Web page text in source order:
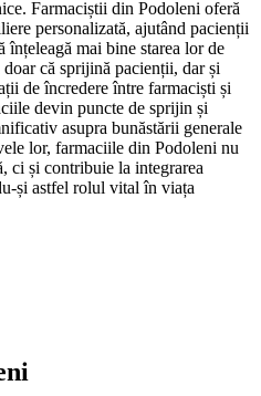
Farmaciștii din Podoleni oferă
personalizată, ajutând pacienții
înțeleagă mai bine starea lor de
că sprijină pacienții, dar și
de încredere între farmaciști și
devin puncte de sprijin și
asupra bunăstării generale
lor, farmaciile din Podoleni nu
ci și contribuie la integrarea
și astfel rolul vital în viața